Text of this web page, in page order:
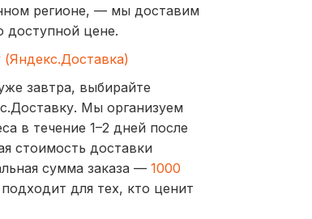
регионе, — мы доставим
доступной цене.
(Яндекс.Доставка)
завтра, выбирайте
Мы организуем
в течение 1–2 дней после
стоимость доставки
сумма заказа — 1000
для тех, кто ценит